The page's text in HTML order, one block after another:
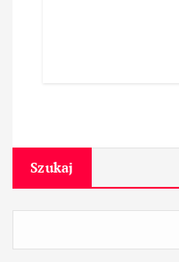
Szukaj